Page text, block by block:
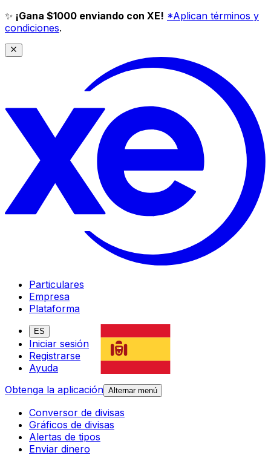
✨ ¡Gana $1000 enviando con XE! *Aplican términos y
condiciones.
Particulares
Empresa
Plataforma
ES
Iniciar sesión
Registrarse
Ayuda
Obtenga la aplicación Alternar menú
Conversor de divisas
Gráficos de divisas
Alertas de tipos
Enviar dinero